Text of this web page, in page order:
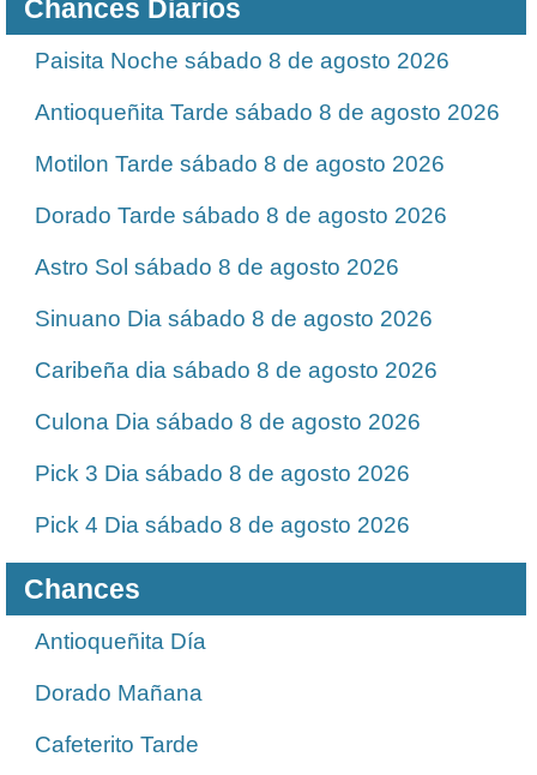
Chances Diarios
Paisita Noche sábado 8 de agosto 2026
Antioqueñita Tarde sábado 8 de agosto 2026
Motilon Tarde sábado 8 de agosto 2026
Dorado Tarde sábado 8 de agosto 2026
Astro Sol sábado 8 de agosto 2026
Sinuano Dia sábado 8 de agosto 2026
Caribeña dia sábado 8 de agosto 2026
Culona Dia sábado 8 de agosto 2026
Pick 3 Dia sábado 8 de agosto 2026
Pick 4 Dia sábado 8 de agosto 2026
Chances
Antioqueñita Día
Dorado Mañana
Cafeterito Tarde